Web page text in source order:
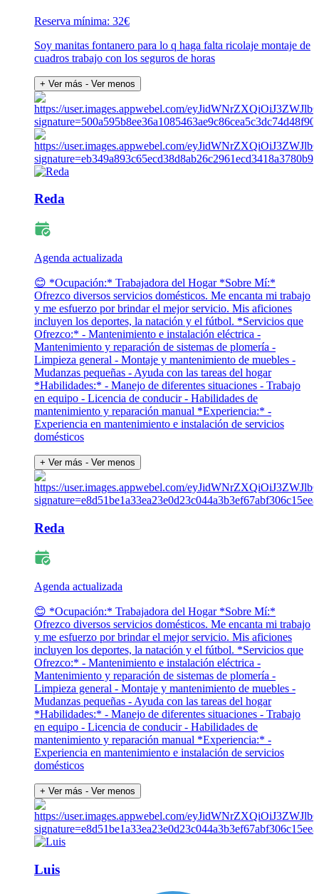
Reserva mínima: 32€
Soy manitas fontanero para lo q haga falta ricolaje montaje de
cuadros trabajo con los seguros de horas
+ Ver más - Ver menos
Reda
Agenda actualizada
😊 *Ocupación:* Trabajadora del Hogar *Sobre Mí:*
Ofrezco diversos servicios domésticos. Me encanta mi trabajo
y me esfuerzo por brindar el mejor servicio. Mis aficiones
incluyen los deportes, la natación y el fútbol. *Servicios que
Ofrezco:* - Mantenimiento e instalación eléctrica -
Mantenimiento y reparación de sistemas de plomería -
Limpieza general - Montaje y mantenimiento de muebles -
Mudanzas pequeñas - Ayuda con las tareas del hogar
*Habilidades:* - Manejo de diferentes situaciones - Trabajo
en equipo - Licencia de conducir - Habilidades de
mantenimiento y reparación manual *Experiencia:* -
Experiencia en mantenimiento e instalación de servicios
domésticos
+ Ver más - Ver menos
Reda
Agenda actualizada
😊 *Ocupación:* Trabajadora del Hogar *Sobre Mí:*
Ofrezco diversos servicios domésticos. Me encanta mi trabajo
y me esfuerzo por brindar el mejor servicio. Mis aficiones
incluyen los deportes, la natación y el fútbol. *Servicios que
Ofrezco:* - Mantenimiento e instalación eléctrica -
Mantenimiento y reparación de sistemas de plomería -
Limpieza general - Montaje y mantenimiento de muebles -
Mudanzas pequeñas - Ayuda con las tareas del hogar
*Habilidades:* - Manejo de diferentes situaciones - Trabajo
en equipo - Licencia de conducir - Habilidades de
mantenimiento y reparación manual *Experiencia:* -
Experiencia en mantenimiento e instalación de servicios
domésticos
+ Ver más - Ver menos
Luis